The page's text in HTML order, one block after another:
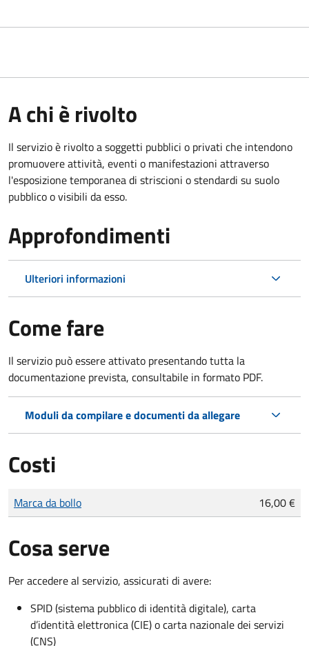
A chi è rivolto
Il servizio è rivolto a soggetti pubblici o privati che intendono
promuovere attività, eventi o manifestazioni attraverso
l'esposizione temporanea di striscioni o stendardi su suolo
pubblico o visibili da esso.
Approfondimenti
Ulteriori informazioni
Come fare
Il servizio può essere attivato presentando tutta la
documentazione prevista, consultabile in formato PDF.
Moduli da compilare e documenti da allegare
Costi
Tipo di pagamento
Importo
Marca da bollo 16,00 €
Cosa serve
Per accedere al servizio, assicurati di avere:
SPID (sistema pubblico di identità digitale), carta
d’identità elettronica (CIE) o carta nazionale dei servizi
(CNS)